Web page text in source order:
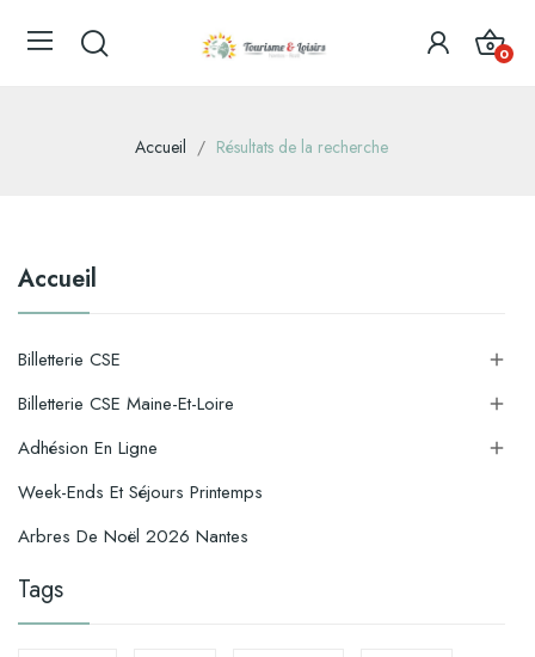
0
Accueil Résultats de la recherche
Accueil
Billetterie CSE 
Billetterie CSE Maine-Et-Loire 
Adhésion En Ligne 
Week-Ends Et Séjours Printemps
Arbres De Noël 2026 Nantes
Tags